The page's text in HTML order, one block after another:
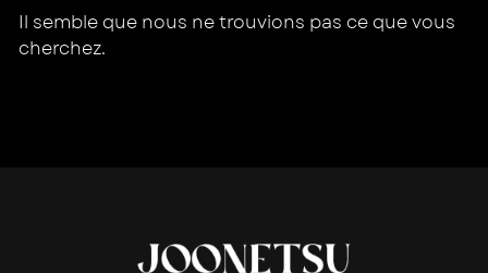
Il semble que nous ne trouvions pas ce que vous
cherchez.